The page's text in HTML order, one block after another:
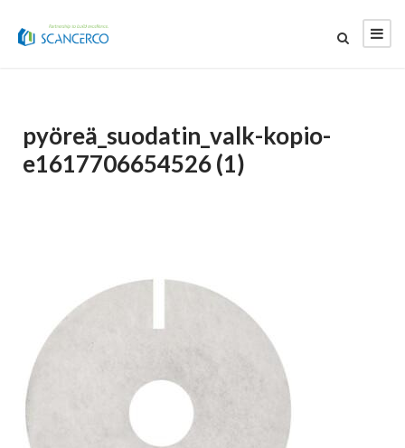
pyöreä_suodatin_valk-kopio-
e1617706654526 (1)